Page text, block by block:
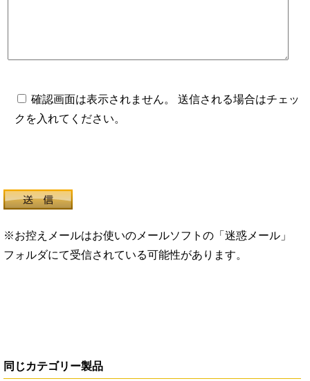
確認画面は表示されません。 送信される場合はチェッ
クを入れてください。
※お控えメールはお使いのメールソフトの「迷惑メール」
フォルダにて受信されている可能性があります。
同じカテゴリー製品